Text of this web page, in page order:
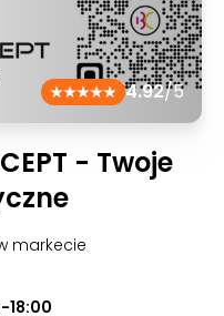
4.92/5
- Twoje
markecie
18:00